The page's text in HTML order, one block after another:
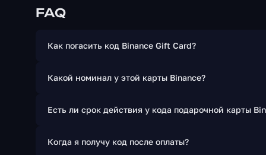
FAQ
Как погасить код Binance Gift Card?
Какой номинал у этой карты Binance?
Есть ли срок действия у кода подарочной карты
Когда я получу код после оплаты?